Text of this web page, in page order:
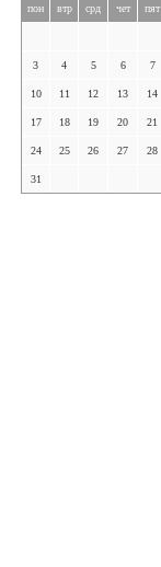
пон втр срд чет пят
3 4 5 6 7
10 11 12 13 14
17 18 19 20 21
24 25 26 27 28
31